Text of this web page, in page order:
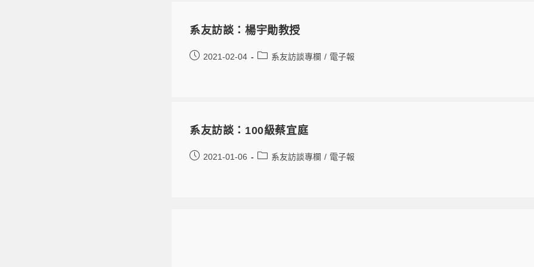
系友訪談：楊宇勛教授
2021-02-04 系友訪談專欄 / 電子報
系友訪談：100級蔡宜庭
2021-01-06 系友訪談專欄 / 電子報